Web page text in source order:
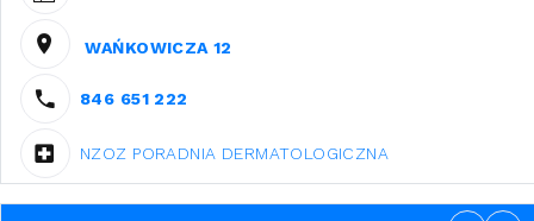
WAŃKOWICZA 12
846 651 222
NZOZ PORADNIA DERMATOLOGICZNA